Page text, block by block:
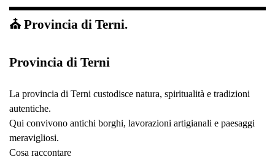
⛪ Provincia di Terni.
Provincia di Terni
La provincia di Terni custodisce natura, spiritualità e tradizioni
autentiche.
Qui convivono antichi borghi, lavorazioni artigianali e paesaggi
meravigliosi.
Cosa raccontare